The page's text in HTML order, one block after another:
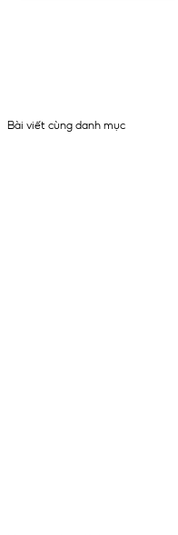
Bài viết cùng danh mục